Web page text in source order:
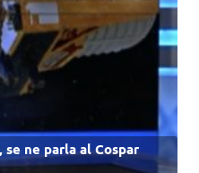
ne parla al Cospar